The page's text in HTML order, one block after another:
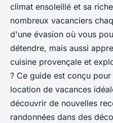
climat ensoleillé et sa
nombreux vacanciers
d'une évasion où vous
détendre, mais aussi
cuisine provençale et
? Ce guide est conçu
location de vacances
découvrir de nouvelles
randonnées dans des